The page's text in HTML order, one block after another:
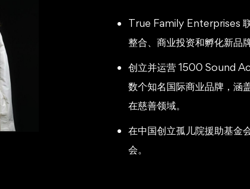
True Family Enterprises
整合、商业投资和孵化新品
创立并运营 1500 Sound
数个知名国际商业品牌，涵
在慈善领域。
在中国创立孤儿院援助基金
会。